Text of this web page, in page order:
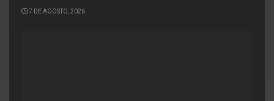
7 DE AGOSTO, 2026